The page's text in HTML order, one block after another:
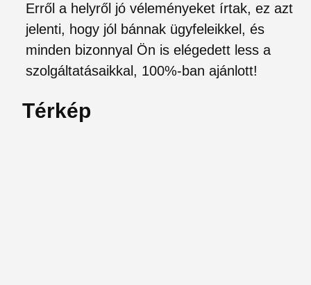
Erről a helyről jó véleményeket írtak, ez azt
jelenti, hogy jól bánnak ügyfeleikkel, és
minden bizonnyal Ön is elégedett less a
szolgáltatásaikkal, 100%-ban ajánlott!
Térkép